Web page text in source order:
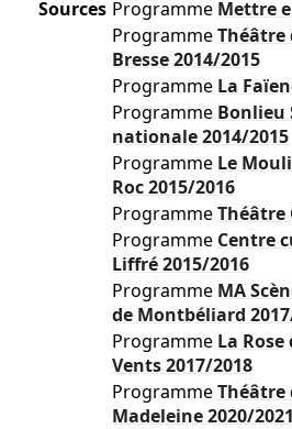
Sources Programme Mettre
ProgrammeThéâtre
Bresse2014/2015
Programme La
Programme Bonlieu
nationale2014/2015
Programme Le
Roc2015/2016
ProgrammeThéâtre
Programme Centre
Liffré2015/2016
Programme MA
de Montbéliard
Programme La Rose
Vents2017/2018
ProgrammeThéâtre
Madeleine2020/2021